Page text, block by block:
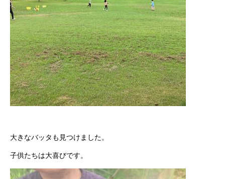
大きなバッタも見つけました。
子供たちは大喜びです。